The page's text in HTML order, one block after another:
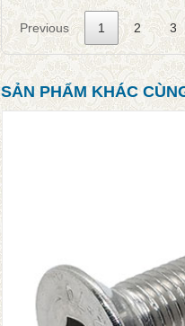
Previous 1 2 3
SẢN PHẨM KHÁC